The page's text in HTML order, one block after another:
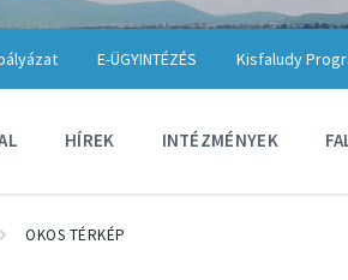
E-ÜGYINTÉZÉS Kisfaludy
HÍREK INTÉZMÉNYEK
OKOS TÉRKÉP